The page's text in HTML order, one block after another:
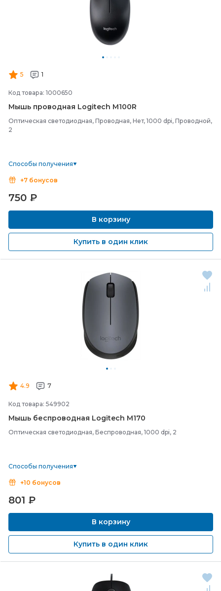
5 1
Код товара: 1000650
Мышь проводная Logitech M100R
Оптическая светодиодная, Проводная, Нет, 1000 dpi, Проводной,
2
Способы получения
+7 бонусов
750 ₽
В корзину
Купить в один клик
4.9 7
Код товара: 549902
Мышь беспроводная Logitech M170
Оптическая светодиодная, Беспроводная, 1000 dpi, 2
Способы получения
+10 бонусов
801 ₽
В корзину
Купить в один клик